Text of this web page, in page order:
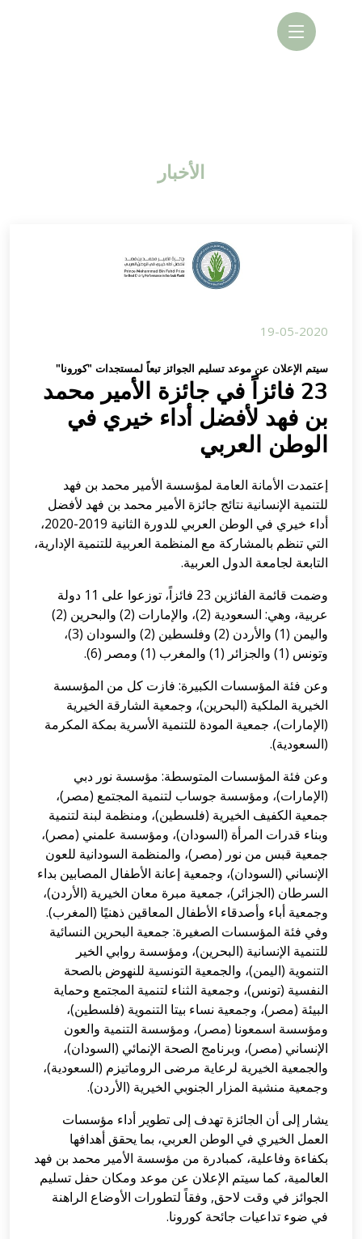
الأخبار
19-05-2020
سيتم الإعلان عن موعد تسليم الجوائز تبعاً لمستجدات "كورونا"
23 فائزاً في جائزة الأمير محمد
بن فهد لأفضل أداء خيري في
الوطن العربي
إعتمدت الأمانة العامة لمؤسسة الأمير محمد بن فهد
للتنمية الإنسانية نتائج جائزة الأمير محمد بن فهد لأفضل
أداء خيري في الوطن العربي للدورة الثانية 2019-2020،
التي تنظم بالمشاركة مع المنظمة العربية للتنمية الإدارية،
التابعة لجامعة الدول العربية.
وضمت قائمة الفائزين 23 فائزاً، توزعوا على 11 دولة
عربية، وهي: السعودية (2)، والإمارات (2) والبحرين (2)
واليمن (1) والأردن (2) وفلسطين (2) والسودان (3)،
وتونس (1) والجزائر (1) والمغرب (1) ومصر (6).
وعن فئة المؤسسات الكبيرة: فازت كل من المؤسسة
الخيرية الملكية (البحرين)، وجمعية الشارقة الخيرية
(الإمارات)، جمعية المودة للتنمية الأسرية بمكة المكرمة
(السعودية).
وعن فئة المؤسسات المتوسطة: مؤسسة نور دبي
(الإمارات)، ومؤسسة جوساب لتنمية المجتمع (مصر)،
جمعية الكفيف الخيرية (فلسطين)، ومنظمة لبنة لتنمية
وبناء قدرات المرأة (السودان)، ومؤسسة علمني (مصر)،
جمعية قبس من نور (مصر)، والمنظمة السودانية للعون
الإنساني (السودان)، وجمعية إعانة الأطفال المصابين بداء
السرطان (الجزائر)، جمعية مبرة معان الخيرية (الأردن)،
وجمعية أباء وأصدقاء الأطفال المعاقين ذهنيًا (المغرب).
وفي فئة المؤسسات الصغيرة: جمعية البحرين النسائية
للتنمية الإنسانية (البحرين)، ومؤسسة روابي الخير
التنموية (اليمن)، والجمعية التونسية للنهوض بالصحة
النفسية (تونس)، وجمعية الثناء لتنمية المجتمع وحماية
البيئة (مصر)، وجمعية نساء بيتا التنموية (فلسطين)،
ومؤسسة اسمعونا (مصر)، ومؤسسة التنمية والعون
الإنساني (مصر)، وبرنامج الصحة الإنمائي (السودان)،
والجمعية الخيرية لرعاية مرضى الروماتيزم (السعودية)،
وجمعية منشية المزار الجنوبي الخيرية (الأردن).
يشار إلى أن الجائزة تهدف إلى تطوير أداء مؤسسات
العمل الخيري في الوطن العربي، بما يحقق أهدافها
بكفاءة وفاعلية، كمبادرة من مؤسسة الأمير محمد بن فهد
العالمية، كما سيتم الإعلان عن موعد ومكان حفل تسليم
الجوائز في وقت لاحق, وفقاً لتطورات الأوضاع الراهنة
في ضوء تداعيات جائحة كورونا.